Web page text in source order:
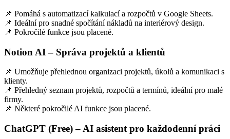
📌 Pomáhá s automatizací kalkulací a rozpočtů v Google Sheets.
📌 Ideální pro snadné spočítání nákladů na interiérový design.
📌 Pokročilé funkce jsou placené.
Notion AI – Správa projektů a klientů
📌 Umožňuje přehlednou organizaci projektů, úkolů a komunikaci s
klienty.
📌 Přehledný seznam projektů, rozpočtů a termínů, ideální pro malé
firmy.
📌 Některé pokročilé AI funkce jsou placené.
ChatGPT (Free) – AI asistent pro každodenní práci